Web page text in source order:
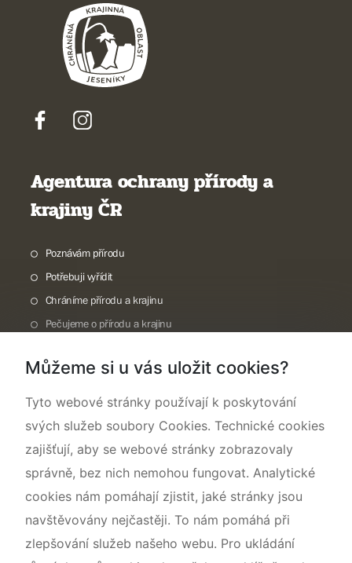
Agentura ochrany přírody a
krajiny ČR
Poznávám přírodu
Potřebuji vyřídit
Chráníme přírodu a krajinu
Pečujeme o přírodu a krajinu
O nás
Můžeme si u vás uložit cookies?
Tyto webové stránky používají k poskytování
svých služeb soubory Cookies. Technické cookies
zajišťují, aby se webové stránky zobrazovaly
správně, bez nich nemohou fungovat. Analytické
cookies nám pomáhají zjistit, jaké stránky jsou
navštěvovány nejčastěji. To nám pomáhá při
zlepšování služeb našeho webu. Pro ukládání